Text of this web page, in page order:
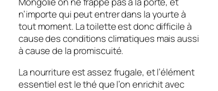
n’importe qui peut entrer dans la yourte à
tout moment. La toilette est donc difficile à
cause des conditions climatiques mais aussi
à cause de la promiscuité.
La nourriture est assez frugale, et l’élément
essentiel est le thé que l’on enrichit avec